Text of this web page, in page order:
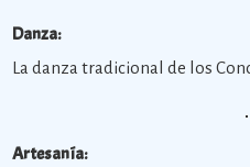
Danza:
La danza tradicional de los
Artesanía: